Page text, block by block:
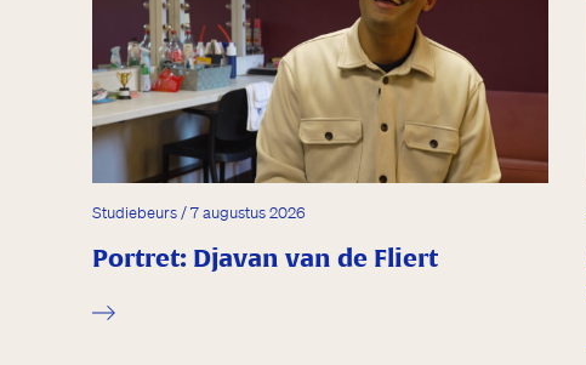
Studiebeurs / 7 augustus 2026
Portret: Djavan van de Fliert